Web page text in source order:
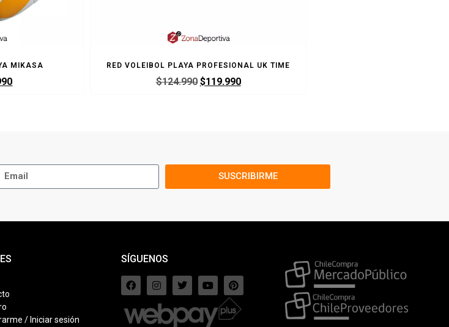
MIKASA RED VOLEIBOL PLAYA PROFESIONAL UK TIME
$124.990 $119.990
SUSCRIBIRME
/ Iniciar sesión
SÍGUENOS